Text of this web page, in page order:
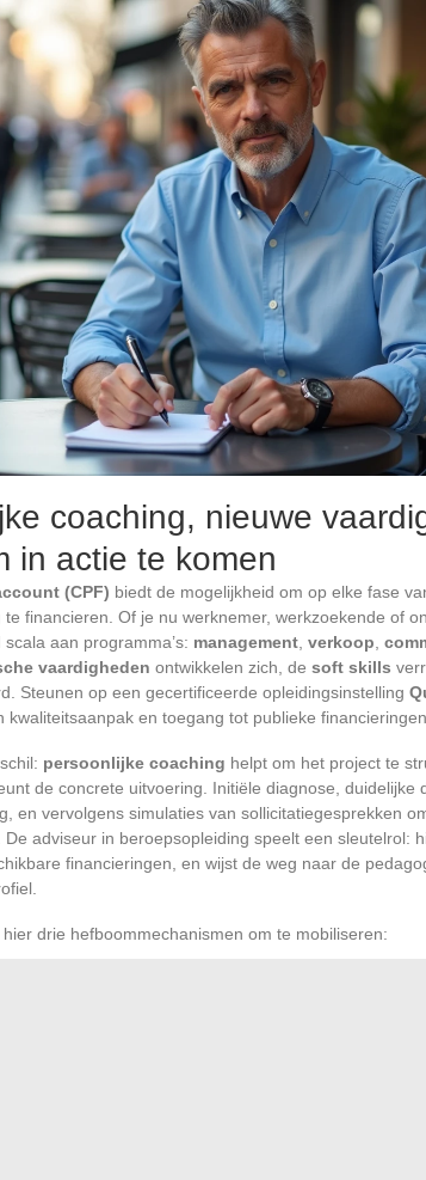
coaching, nieuwe
in actie te komen
(CPF) biedt de mogelijkheid om op elke fase
te financieren. Of je nu werknemer, werkzoekende of
aan programma’s: management verkoop
vaardigheden ontwikkelen zich, de soft skills
Steunen op een gecertificeerde opleidingsinstelling
en toegang tot publieke financieringen.
persoonlijke coaching helpt om het project te
de concrete uitvoering. Initiële diagnose, duidelijke
en vervolgens simulaties van sollicitatiegesprekken
adviseur in beroepsopleiding speelt een sleutelrol:
financieringen, en wijst de weg naar de
drie hefboommechanismen om te mobiliseren: